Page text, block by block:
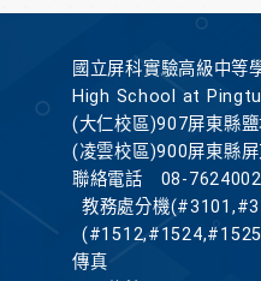
國立屏科實驗高級中
High School at
(大仁校區)907屏東縣
(凌雲校區)900屏東縣
聯絡電話
08-
教務處分機
傳真